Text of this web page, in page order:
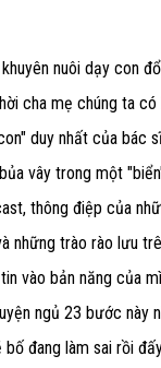
nuôi dạy con
cha mẹ chúng ta
duy nhất của bác
vây trong một
thông điệp của
những trào rào lưu
vào bản năng của
ngủ 23 bước này
đang làm sai rồi